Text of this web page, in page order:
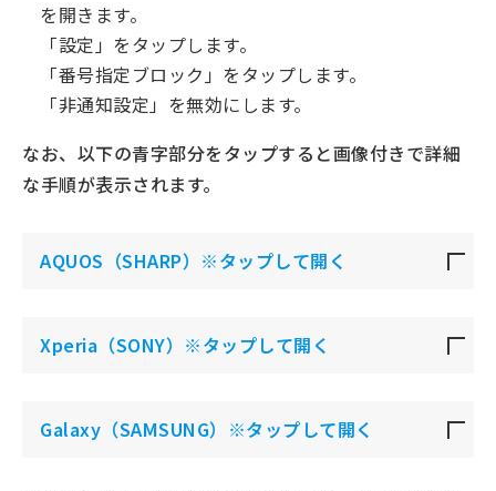
を開きます。
「設定」をタップします。
「番号指定ブロック」をタップします。
「非通知設定」を無効にします。
なお、以下の青字部分をタップすると画像付きで詳細
な手順が表示されます。
AQUOS（SHARP）※タップして開く
Xperia（SONY）※タップして開く
Galaxy（SAMSUNG）※タップして開く